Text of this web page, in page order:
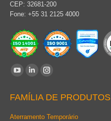
CEP: 32681-200
Fone: +55 31 2125 4000
Encontre-nos em:
opens
in
Linkedin
opens
in
Instagram
opens
in
FAMÍLIA DE PRODUTOS
Aterramento Temporário